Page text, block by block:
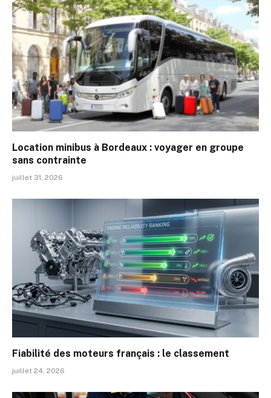
Location minibus à Bordeaux : voyager en groupe
sans contrainte
juillet 31, 2026
Fiabilité des moteurs français : le classement
juillet 24, 2026